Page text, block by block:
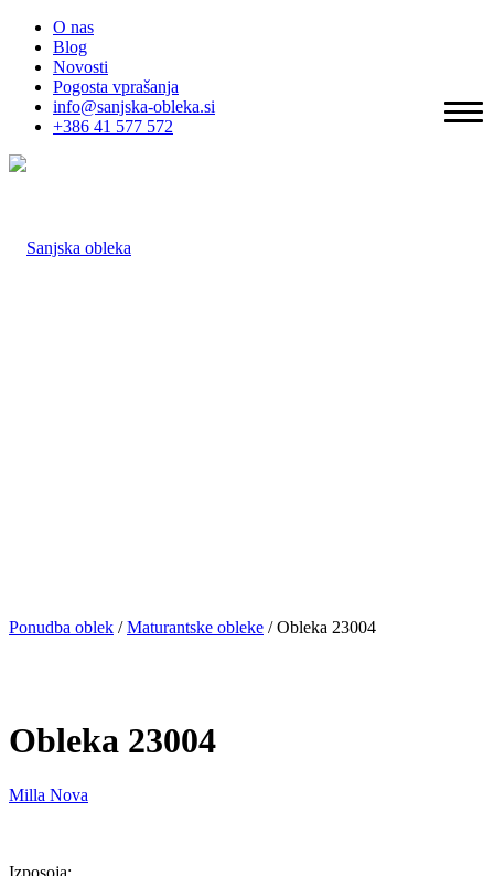
O nas
Blog
Novosti
Pogosta vprašanja
info@sanjska-obleka.si
+386 41 577 572
Ponudba oblek /Maturantske obleke /Obleka 23004
Obleka 23004
Milla Nova
Izposoja: